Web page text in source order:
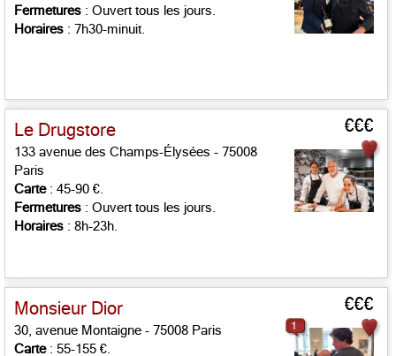
Fermetures : Ouvert tous les jours.
Horaires : 7h30-minuit.
Le Drugstore €€€
133 avenue des Champs-Élysées - 75008
Paris
Carte: 45-90 €.
Fermetures : Ouvert tous les jours.
Horaires : 8h-23h.
Monsieur Dior €€€
30, avenue Montaigne - 75008 Paris
Carte: 55-155 €.
1